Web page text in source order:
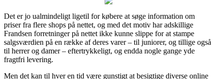
Det er jo ualmindeligt ligetil for købere at søge information om
priser fra flere shops på nettet, og med det motiv har adskillige
Frandsen forretninger på nettet ikke kunne slippe for at stampe
salgsværdien på en række af deres varer – til juniorer, og tillige også
til herrer og damer – eftertrykkeligt, og endda nogle gange yde
fragtfri levering.
Men det kan til hver en tid være gunstigt at besigtige diverse online